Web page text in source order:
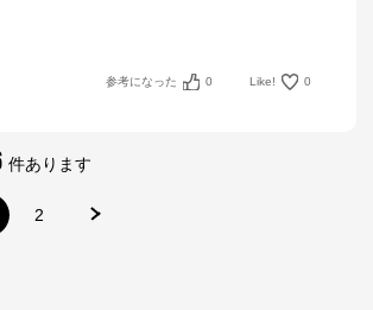
参考になった 0 Like! 0
件あります
2